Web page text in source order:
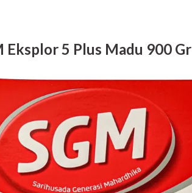
Eksplor 5 Plus Madu 900 Gr